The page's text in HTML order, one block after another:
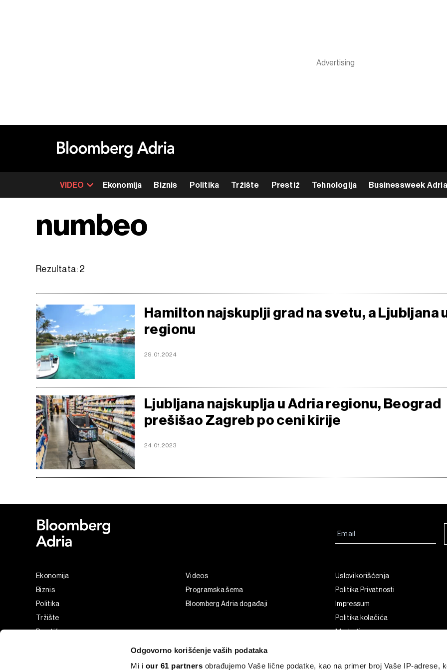
Odgovorno korišćenje vaših podataka
Mi i our 61 partners obrađujemo Vaše lične podatke, kao na primer broj Vaše IP-adrese,
VIDEO Ekonomija Biznis Politika Tržište Prestiž Tehnologija Businessweek Adria
numbeo
Rezultata: 2
Hamilton najskuplji grad na svetu, a Ljubljana
regionu
29.01.2024
Ljubljana najskuplja u Adria regionu, Beograd
prešišao Zagreb po ceni kirije
24.01.2023
Ekonomija
Biznis
Politika
Tržište
Prestiž
Videos
Programska šema
Bloomberg Adria događaji
Uslovi korišćenja
Politika Privatnosti
Impressum
Politika kolačića
Marketing